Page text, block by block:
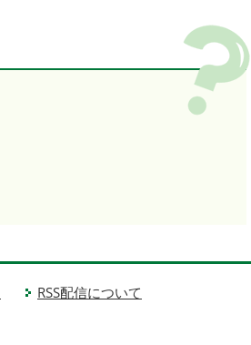
RSS配信について